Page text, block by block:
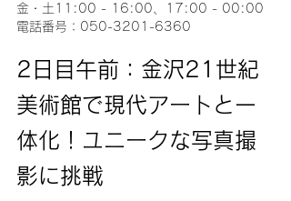
金・土11:00 - 16:00、17:00 - 00:00
電話番号：050-3201-6360
2日目午前：金沢21世紀
美術館で現代アートと一
体化！ユニークな写真撮
影に挑戦